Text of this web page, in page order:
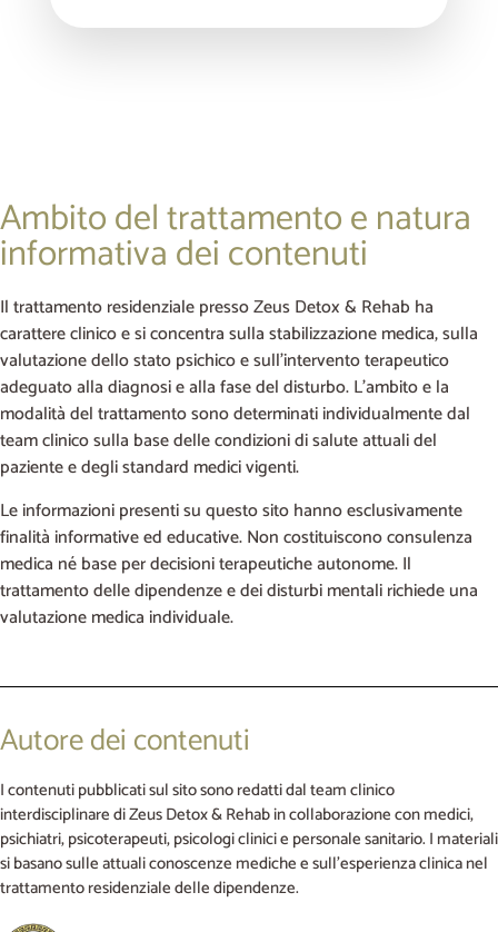
Ambito del trattamento e natura
informativa dei contenuti
Il trattamento residenziale presso Zeus Detox & Rehab ha
carattere clinico e si concentra sulla stabilizzazione medica, sulla
valutazione dello stato psichico e sull’intervento terapeutico
adeguato alla diagnosi e alla fase del disturbo. L’ambito e la
modalità del trattamento sono determinati individualmente dal
team clinico sulla base delle condizioni di salute attuali del
paziente e degli standard medici vigenti.
Le informazioni presenti su questo sito hanno esclusivamente
finalità informative ed educative. Non costituiscono consulenza
medica né base per decisioni terapeutiche autonome. Il
trattamento delle dipendenze e dei disturbi mentali richiede una
valutazione medica individuale.
Autore dei contenuti
I contenuti pubblicati sul sito sono redatti dal team clinico
interdisciplinare di Zeus Detox & Rehab in collaborazione con medici,
psichiatri, psicoterapeuti, psicologi clinici e personale sanitario. I materiali
si basano sulle attuali conoscenze mediche e sull’esperienza clinica nel
trattamento residenziale delle dipendenze.